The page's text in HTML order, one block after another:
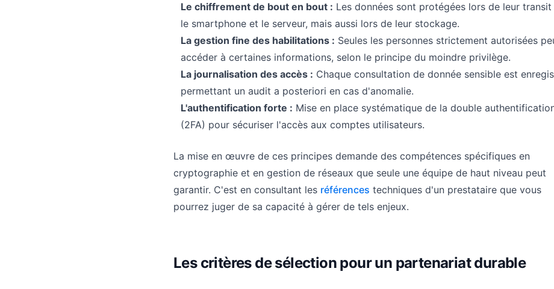
Le chiffrement de bout en bout : Les données sont protégées lors de leur
le smartphone et le serveur, mais aussi lors de leur stockage.
La gestion fine des habilitations : Seules les personnes strictement autorisées
accéder à certaines informations, selon le principe du moindre privilège.
La journalisation des accès : Chaque consultation de donnée sensible est
permettant un audit a posteriori en cas d'anomalie.
L'authentification forte : Mise en place systématique de la double
(2FA) pour sécuriser l'accès aux comptes utilisateurs.
La mise en œuvre de ces principes demande des compétences spécifiques en
cryptographie et en gestion de réseaux que seule une équipe de haut niveau peut
garantir. C'est en consultant les références techniques d'un prestataire que vous
pourrez juger de sa capacité à gérer de tels enjeux.
Les critères de sélection pour un partenariat durable